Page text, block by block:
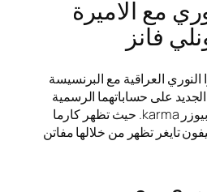
مع الاميرة
فانز
العراقية مع البرنسيسة
على حساباتهما الرسمية
على منصة فان سبايسي بيوزر karma. حيث تظهر كارما
تايغر تظهر من خلالها مفاتن